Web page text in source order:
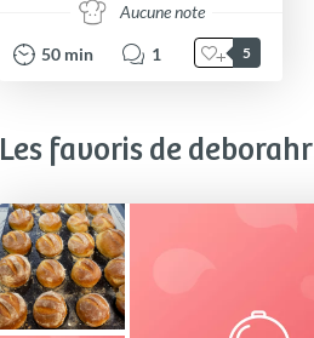
Aucune note
50 min 1 5
Les favoris de deborahr